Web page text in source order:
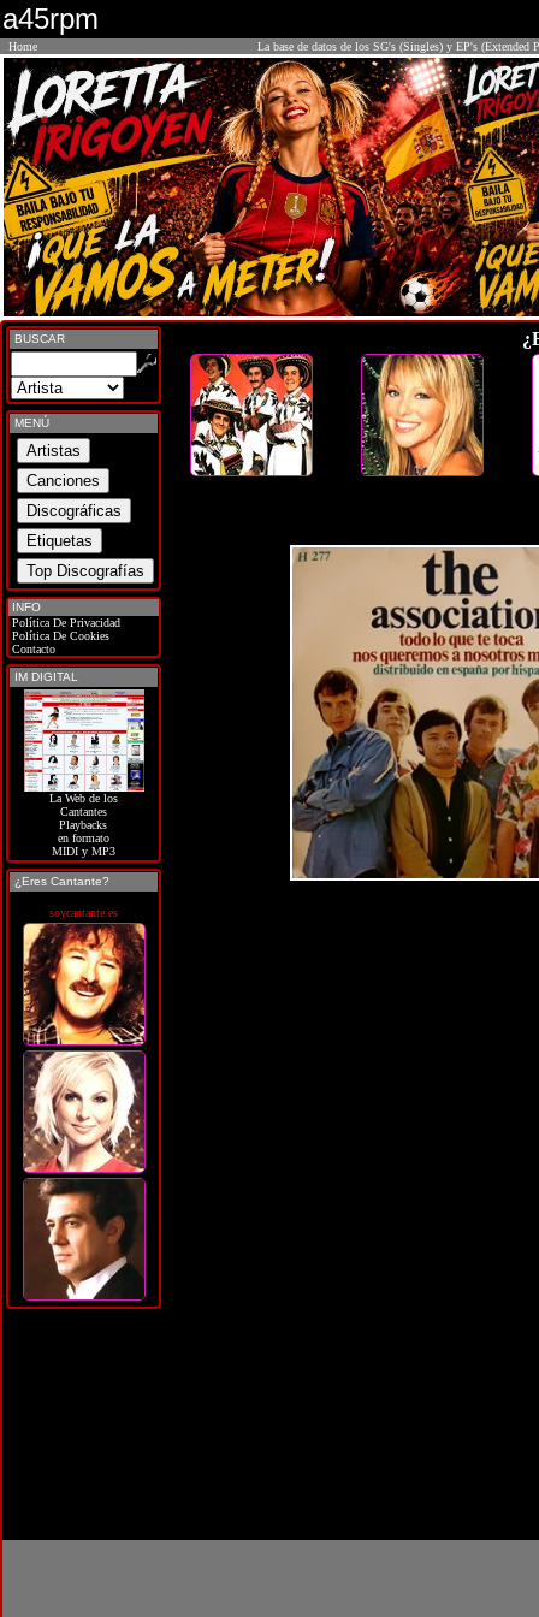
a45rpm
Home La base de datos de los SG's (Singles) y EP's (Extended
BUSCAR
MENÚ
INFO
Política De Privacidad
Política De Cookies
Contacto
IM DIGITAL
La Web de los
Cantantes
Playbacks
en formato
MIDI y MP3
¿Eres Cantante?
soycantante.es